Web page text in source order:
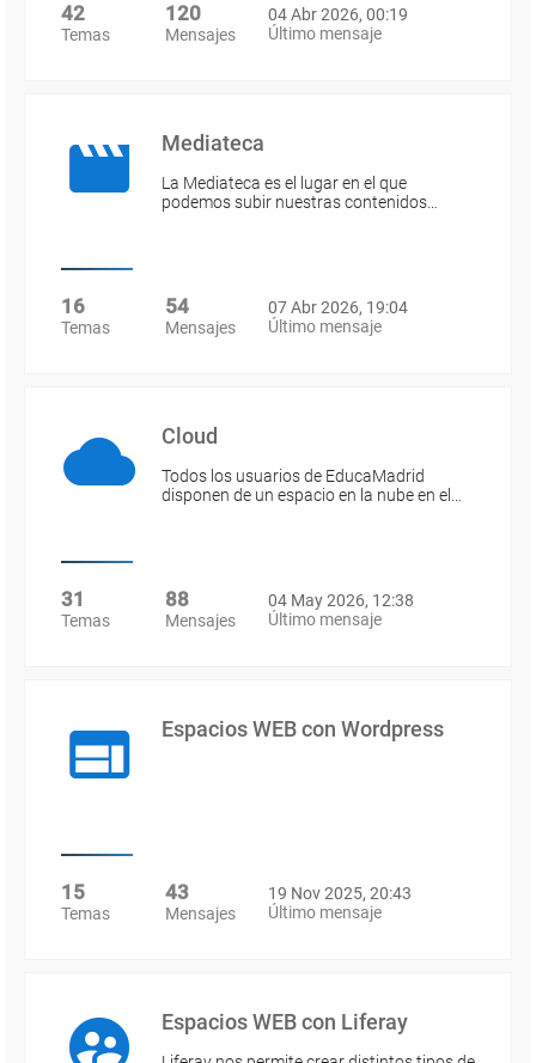
42
Temas
120
Mensajes
04 Abr 2026, 00:19
Último mensaje
Mediateca
La Mediateca es el lugar en el que
podemos subir nuestras contenidos…
16
Temas
54
Mensajes
07 Abr 2026, 19:04
Último mensaje
Cloud
Todos los usuarios de EducaMadrid
disponen de un espacio en la nube en el…
31
Temas
88
Mensajes
04 May 2026, 12:38
Último mensaje
Espacios WEB con Wordpress
15
Temas
43
Mensajes
19 Nov 2025, 20:43
Último mensaje
Espacios WEB con Liferay